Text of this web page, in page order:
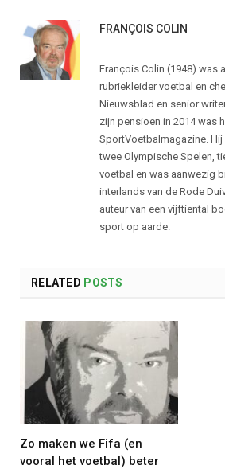
FRANÇOIS COLIN
François Colin (1948) was
rubriekleider voetbal en
Nieuwsblad en senior
zijn pensioen in 2014 was
SportVoetbalmagazine. Hij
twee Olympische Spelen,
voetbal en was aanwezig
interlands van de Rode
auteur van een vijftiental
sport op aarde.
RELATED POSTS
Zo maken we Fifa (en
vooral het voetbal) beter